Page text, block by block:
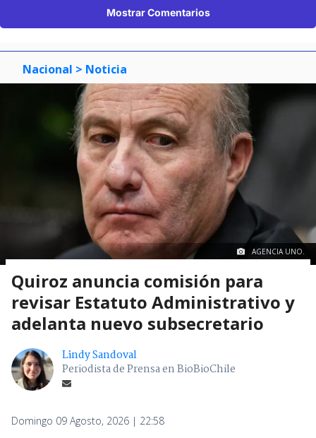
Mostrar Comentarios
Nacional > Noticia
AGENCIA UNO.
Quiroz anuncia comisión para
revisar Estatuto Administrativo y
adelanta nuevo subsecretario
Lindy Sandoval
Periodista de Prensa en BioBioChile
Domingo 09 Agosto, 2026 | 22:58